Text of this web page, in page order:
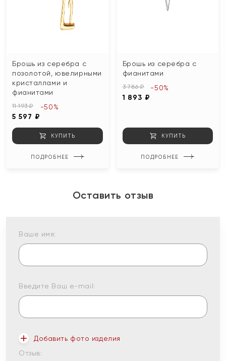
Брошь из серебра с
позолотой, ювелирными
кристаллами и
фианитами
11 193 ₽
5 597 ₽
-50%
КУПИТЬ
ПОДРОБНЕЕ
Брошь из серебра с
фианитами
3 786 ₽
1 893 ₽
-50%
КУПИТЬ
ПОДРОБНЕЕ
Оставить отзыв
Ваше имя:
Введите Ваш e-mail:
Добавить фото изделия
Отзыв: